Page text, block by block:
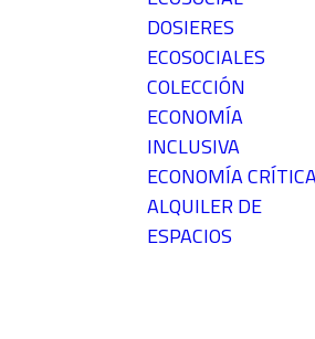
DOSIERES
ECOSOCIALES
COLECCIÓN
ECONOMÍA
INCLUSIVA
ECONOMÍA
ALQUILER DE
ESPACIOS